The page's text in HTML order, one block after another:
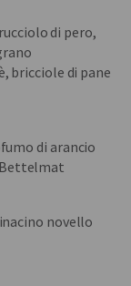
di pero,
bricciole di pane
di arancio
novello